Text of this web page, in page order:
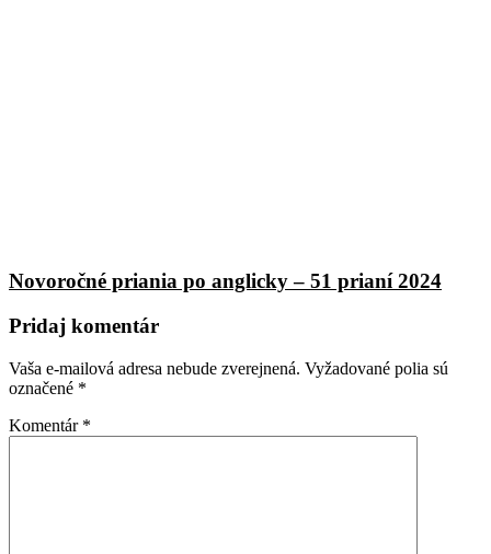
Novoročné priania po anglicky – 51 prianí 2024
Pridaj komentár
Vaša e-mailová adresa nebude zverejnená. Vyžadované polia sú
označené *
Komentár *